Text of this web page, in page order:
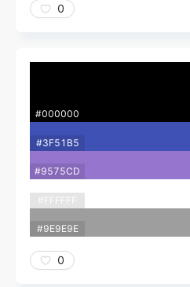
0
#000000
#3F51B5
#9575CD
#FFFFFF
#9E9E9E
0